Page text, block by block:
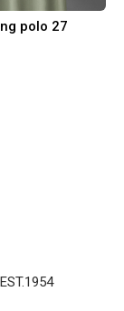
polo 27